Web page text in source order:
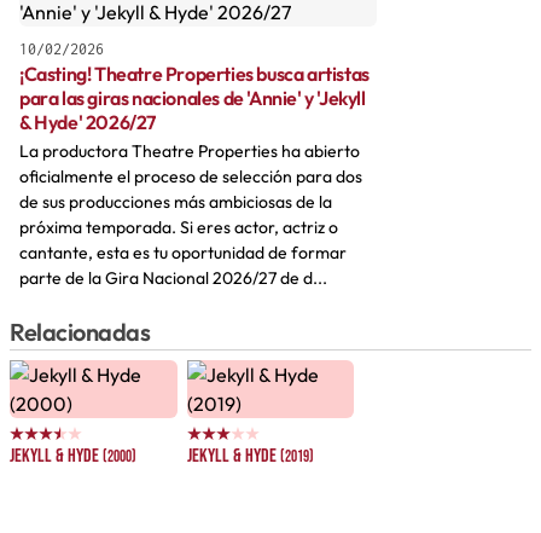
10/02/2026
¡Casting! Theatre Properties busca artistas
para las giras nacionales de 'Annie' y 'Jekyll
& Hyde' 2026/27
La productora Theatre Properties ha abierto
oficialmente el proceso de selección para dos
de sus producciones más ambiciosas de la
próxima temporada. Si eres actor, actriz o
cantante, esta es tu oportunidad de formar
parte de la Gira Nacional 2026/27 de d...
Relacionadas
Jekyll & Hyde(2000) Jekyll & Hyde(2019)